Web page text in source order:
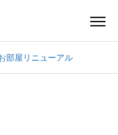
部屋リニューアル